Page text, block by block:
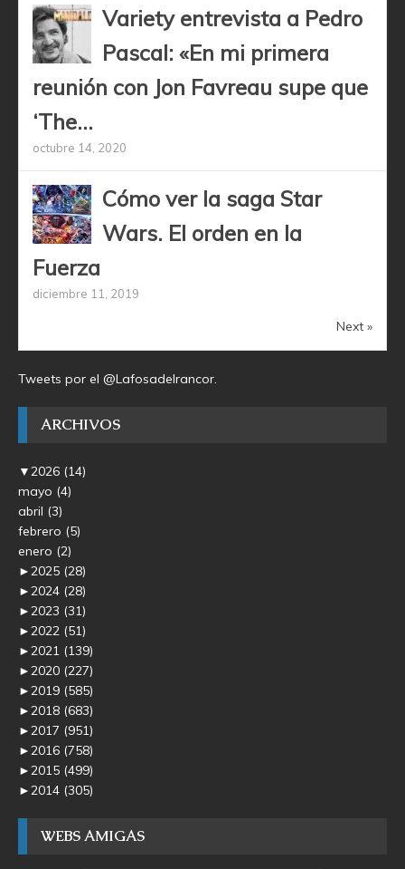
Variety entrevista a Pedro
Pascal: «En mi primera
reunión con Jon Favreau supe que
‘The...
octubre 14, 2020
Cómo ver la saga Star
Wars. El orden en la
Fuerza
diciembre 11, 2019
Next »
Tweets por el @Lafosadelrancor.
ARCHIVOS
▼2026 (14)
mayo (4)
abril (3)
febrero (5)
enero (2)
►2025 (28)
►2024 (28)
►2023 (31)
►2022 (51)
►2021 (139)
►2020 (227)
►2019 (585)
►2018 (683)
►2017 (951)
►2016 (758)
►2015 (499)
►2014 (305)
WEBS AMIGAS